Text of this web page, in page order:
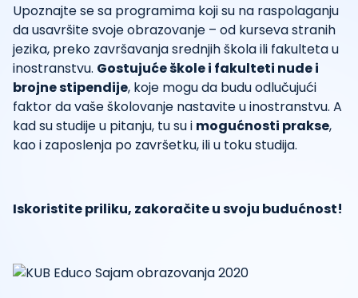
Upoznajte se sa programima koji su na raspolaganju
da usavršite svoje obrazovanje – od kurseva stranih
jezika, preko završavanja srednjih škola ili fakulteta u
inostranstvu. Gostujuće škole i fakulteti nude i
brojne stipendije, koje mogu da budu odlučujući
faktor da vaše školovanje nastavite u inostranstvu. A
kad su studije u pitanju, tu su i mogućnosti prakse,
kao i zaposlenja po završetku, ili u toku studija.
Iskoristite priliku, zakoračite u svoju budućnost!